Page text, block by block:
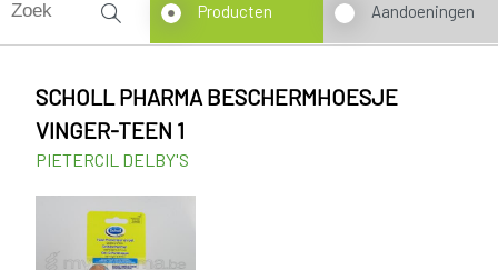
Producten Aandoeningen
SCHOLL PHARMA BESCHERMHOESJE
VINGER-TEEN 1
PIETERCIL DELBY'S